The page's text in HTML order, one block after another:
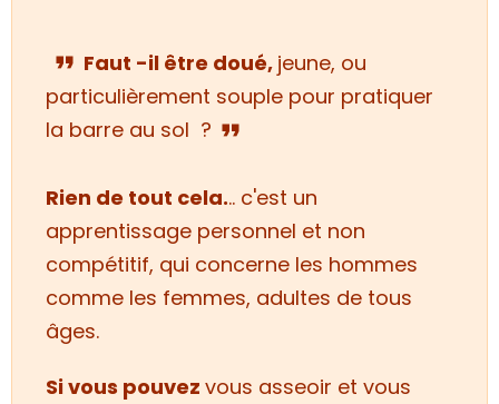
Faut -il être doué, jeune, ou
particulièrement souple pour pratiquer
la barre au sol ?
Rien de tout cela... c'est un
apprentissage personnel et non
compétitif, qui concerne les hommes
comme les femmes, adultes de tous
âges.
Sivous pouvez vous asseoir et vous